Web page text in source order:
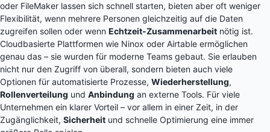
oder FileMaker lassen sich schnell starten, bieten aber oft weniger
Flexibilität, wenn mehrere Personen gleichzeitig auf die Daten
zugreifen sollen oder wenn Echtzeit-Zusammenarbeit nötig ist.
Cloudbasierte Plattformen wie Ninox oder Airtable ermöglichen
genau das – sie wurden für moderne Teams gebaut. Sie erlauben
nicht nur den Zugriff von überall, sondern bieten auch viele
Optionen für automatisierte Prozesse, Wiederherstellung,
Rollenverteilung und Anbindung an externe Tools. Für viele
Unternehmen ein klarer Vorteil – vor allem in einer Zeit, in der
Zugänglichkeit, Sicherheit und schnelle Optimierung eine immer